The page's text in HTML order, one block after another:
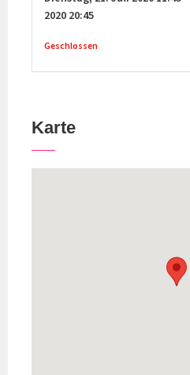
2020 20:45
Geschlossen
Karte